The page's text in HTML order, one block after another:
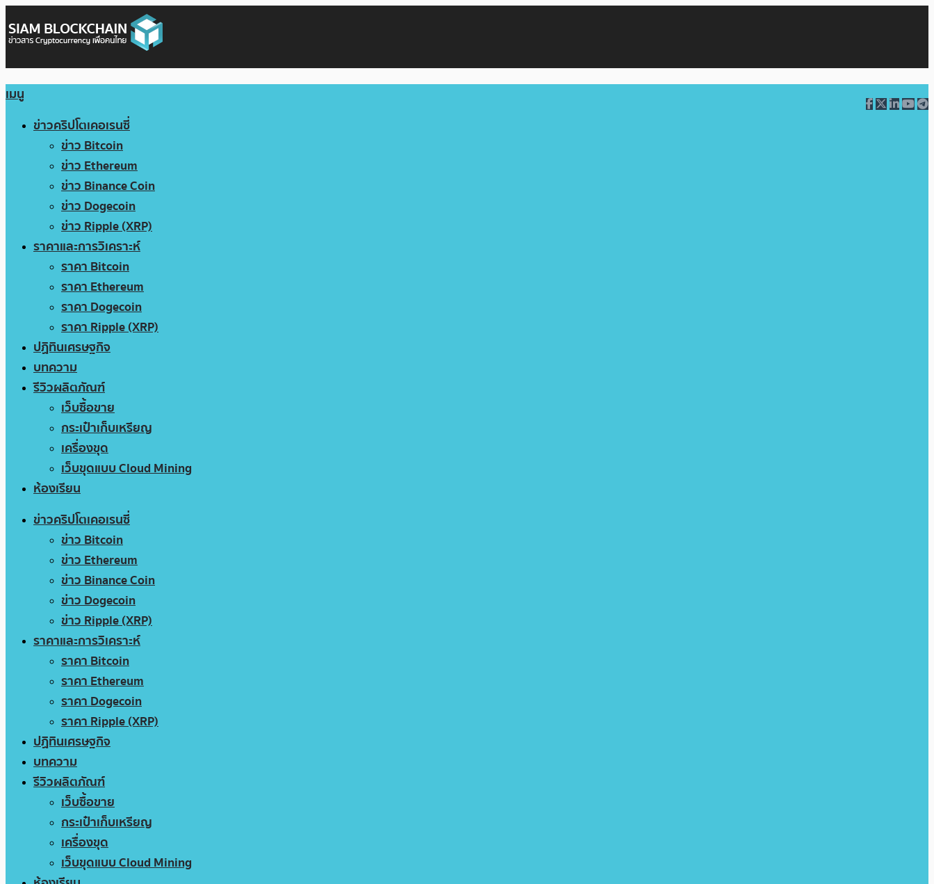
เมนู
ข่าวคริปโตเคอเรนซี่
ข่าว Bitcoin
ข่าว Ethereum
ข่าว Binance Coin
ข่าว Dogecoin
ข่าว Ripple (XRP)
ราคาและการวิเคราะห์
ราคา Bitcoin
ราคา Ethereum
ราคา Dogecoin
ราคา Ripple (XRP)
ปฏิทินเศรษฐกิจ
บทความ
รีวิวผลิตภัณฑ์
เว็บซื้อขาย
กระเป๋าเก็บเหรียญ
เครื่องขุด
เว็บขุดแบบ Cloud Mining
ห้องเรียน
ข่าวคริปโตเคอเรนซี่
ข่าว Bitcoin
ข่าว Ethereum
ข่าว Binance Coin
ข่าว Dogecoin
ข่าว Ripple (XRP)
ราคาและการวิเคราะห์
ราคา Bitcoin
ราคา Ethereum
ราคา Dogecoin
ราคา Ripple (XRP)
ปฏิทินเศรษฐกิจ
บทความ
รีวิวผลิตภัณฑ์
เว็บซื้อขาย
กระเป๋าเก็บเหรียญ
เครื่องขุด
เว็บขุดแบบ Cloud Mining